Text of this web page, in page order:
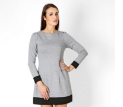
CZARNA SUKIENKA
BOMBKA NA WESELE I
NA CO DZIEŃ